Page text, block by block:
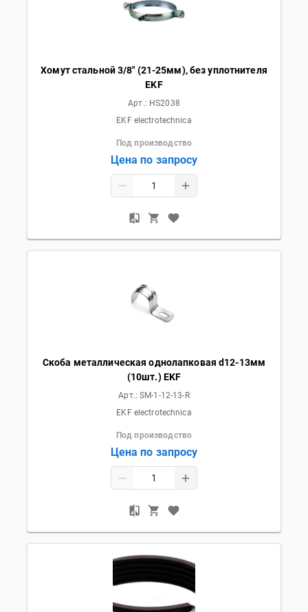
Хомут стальной 3/8" (21-25мм), без уплотнителя
EKF
Арт.: HS2038
EKF electrotechnica
Под производство
Цена по запросу
Скоба металлическая однолапковая d12-13мм
(10шт.) EKF
Арт.:SM-1-12-13-R
EKF electrotechnica
Под производство
Цена по запросу